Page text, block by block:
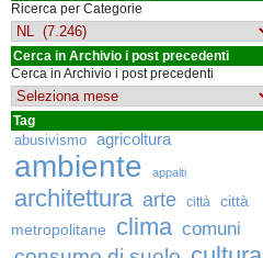
Ricerca per Categorie
Cerca in Archivio i post precedenti
Cerca in Archivio i post precedenti
Tag
abusivismo agricoltura
ambiente appalti
architettura arte città
città
metropolitane
clima comuni